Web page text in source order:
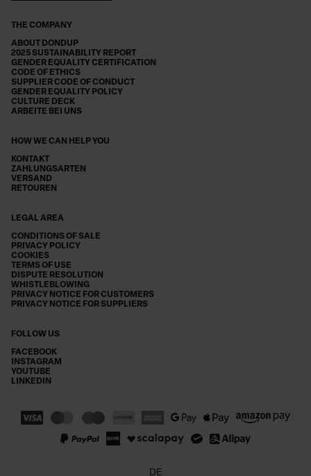
THE COMPANY
ABOUT DONDUP
2025 SUSTAINABILITY REPORT
GENDER EQUALITY CERTIFICATION
CODE OF ETHICS
SUPPLIER CODE OF CONDUCT
GENDER EQUALITY POLICY
CULTURE DECK
ARBEITE BEI UNS
HOW WE CAN HELP YOU
KONTAKT
ZAHLUNGSARTEN
VERSAND
RETOUREN
LEGAL AREA
CONDITIONS OF SALE
PRIVACY POLICY
COOKIES
TERMS OF USE
DISPUTE RESOLUTION
WHISTLEBLOWING
PRIVACY NOTICE FOR CUSTOMERS
PRIVACY NOTICE FOR SUPPLIERS
FOLLOW US
FACEBOOK
INSTAGRAM
YOUTUBE
LINKEDIN
DE